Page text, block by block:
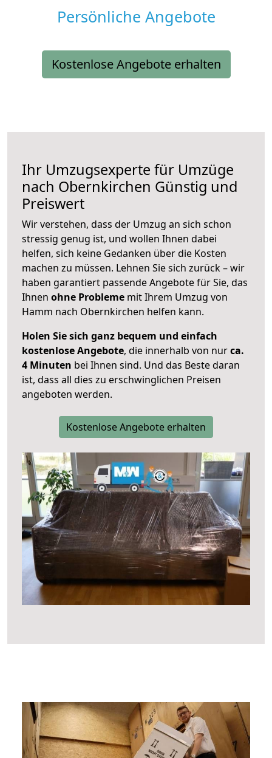
Persönliche Angebote
Kostenlose Angebote erhalten
Ihr Umzugsexperte für Umzüge
nach Obernkirchen Günstig und
Preiswert
Wir verstehen, dass der Umzug an sich schon
stressig genug ist, und wollen Ihnen dabei
helfen, sich keine Gedanken über die Kosten
machen zu müssen. Lehnen Sie sich zurück – wir
haben garantiert passende Angebote für Sie, das
Ihnen ohne Probleme mit Ihrem Umzug von
Hamm nach Obernkirchen helfen kann.
Holen Sie sich ganz bequem und einfach
kostenlose Angebote, die innerhalb von nurca.
4 Minuten bei Ihnen sind. Und das Beste daran
ist, dass all dies zu erschwinglichen Preisen
angeboten werden.
Kostenlose Angebote erhalten